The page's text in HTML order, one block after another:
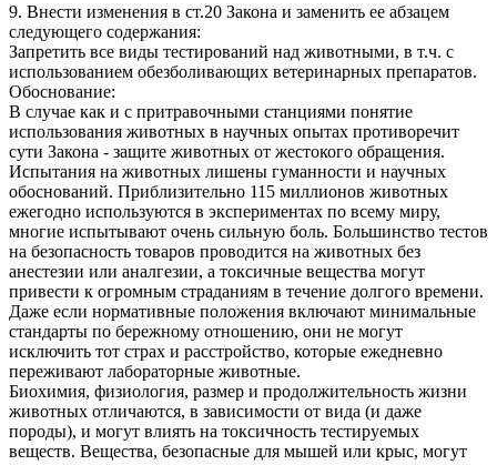
9. Внести изменения в ст.20 Закона и заменить ее абзацем
следующего содержания:
Запретить все виды тестирований над животными, в т.ч. с
использованием обезболивающих ветеринарных препаратов.
Обоснование:
В случае как и с притравочными станциями понятие
использования животных в научных опытах противоречит
сути Закона - защите животных от жестокого обращения.
Испытания на животных лишены гуманности и научных
обоснований. Приблизительно 115 миллионов животных
ежегодно используются в экспериментах по всему миру,
многие испытывают очень сильную боль. Большинство тестов
на безопасность товаров проводится на животных без
анестезии или аналгезии, а токсичные вещества могут
привести к огромным страданиям в течение долгого времени.
Даже если нормативные положения включают минимальные
стандарты по бережному отношению, они не могут
исключить тот страх и расстройство, которые ежедневно
переживают лабораторные животные.
Биохимия, физиология, размер и продолжительность жизни
животных отличаются, в зависимости от вида (и даже
породы), и могут влиять на токсичность тестируемых
веществ. Вещества, безопасные для мышей или крыс, могут